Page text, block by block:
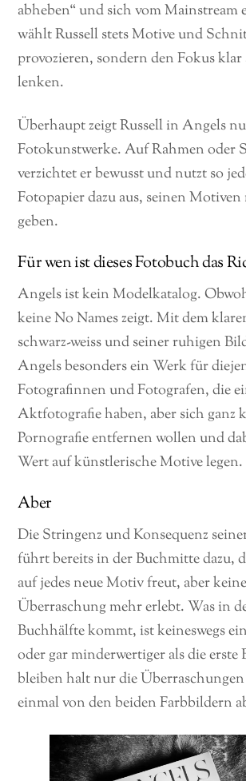
abheben“ und sich vom Mainstream
wählt Russell stets Motive und
provozieren, sondern den Fokus
lenken.
Überhaupt zeigt Russell in Angels
Fotokunstwerke. Auf Rahmen oder
verzichtet er bewusst und nutzt so
Fotopapier dazu aus, seinen
geben.
Für wen ist dieses Fotobuch das
Angels ist kein Modelkatalog.
keine No Names zeigt. Mit dem
schwarz-weiss und seiner ruhigen
Angels besonders ein Werk für
Fotografinnen und Fotografen, die
Aktfotografie haben, aber sich ganz
Pornografie entfernen wollen und
Wert auf künstlerische Motive legen.
Aber
Die Stringenz und Konsequenz
führt bereits in der Buchmitte dazu,
auf jedes neue Motiv freut, aber
Überraschung mehr erlebt. Was in
Buchhälfte kommt, ist keineswegs
oder gar minderwertiger als die erste
bleiben halt nur die Überraschungen
einmal von den beiden Farbbildern